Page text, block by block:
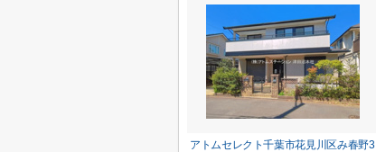
アトムセレクト千葉市花見川区み春野3